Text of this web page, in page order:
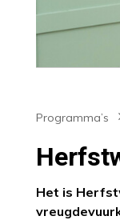
Programma’s
Het is